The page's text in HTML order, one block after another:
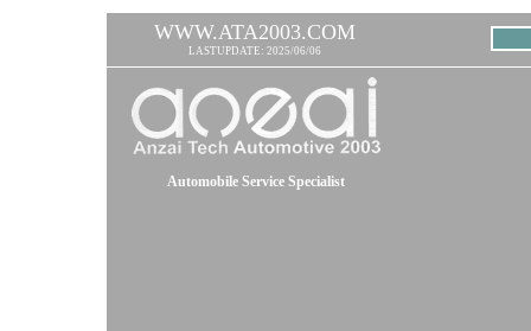
WWW.ATA2003.COM
LASTUPDATE: 2025/06/06
Automobile Service Specialist